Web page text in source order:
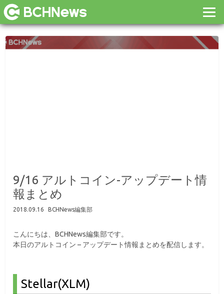
9/16 アルトコイン-アップデート情
報まとめ
2018.09.16 BCHNews編集部
こんにちは、BCHNews編集部です。
本日のアルトコイン – アップデート情報まとめを配信します。
Stellar(XLM)